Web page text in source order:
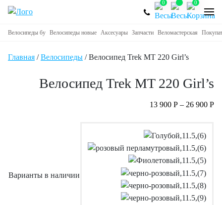
0 0
Велосипеды бу Велосипеды новые Аксесуары Запчасти Веломастерская
Главная /Велосипеды / Велосипед Trek MT 220 Girl’s
Велосипед Trek MT 220 Girl’s
13 900 Р – 26 900 Р
Варианты в наличии